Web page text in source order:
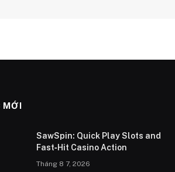
MỚI
SawSpin: Quick Play Slots and
Fast‑Hit Casino Action
Tháng 8 7, 2026